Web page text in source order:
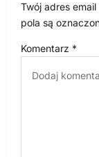
w
p
i
Twój adres
pola są
Komentarz *